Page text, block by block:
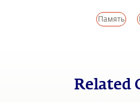
Память
Related